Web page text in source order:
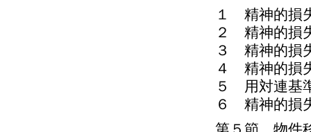
１ 精神的損
２ 精神的損
３ 精神的損
４ 精神的損
５ 用対連基
６ 精神的損